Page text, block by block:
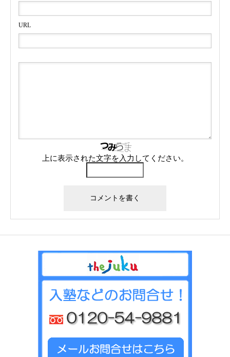
URL
上に表示された文字を入力してください。